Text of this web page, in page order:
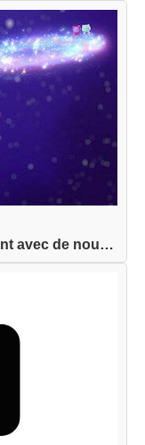
Gabby et la Maison Magique revient avec de nouve...